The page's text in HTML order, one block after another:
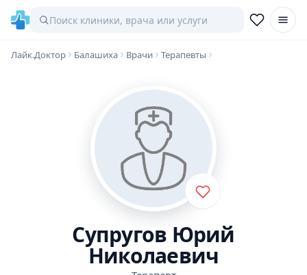
Лайк.Доктор Балашиха Врачи Терапевты
Супругов Юрий
Николаевич